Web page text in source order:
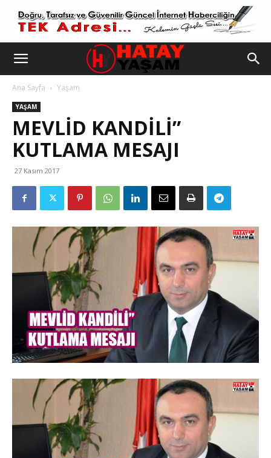
Ana Sayfa Yaşam
YAŞAM
MEVLİD KANDİLİ”
KUTLAMA MESAJI
27 Kasım 2017